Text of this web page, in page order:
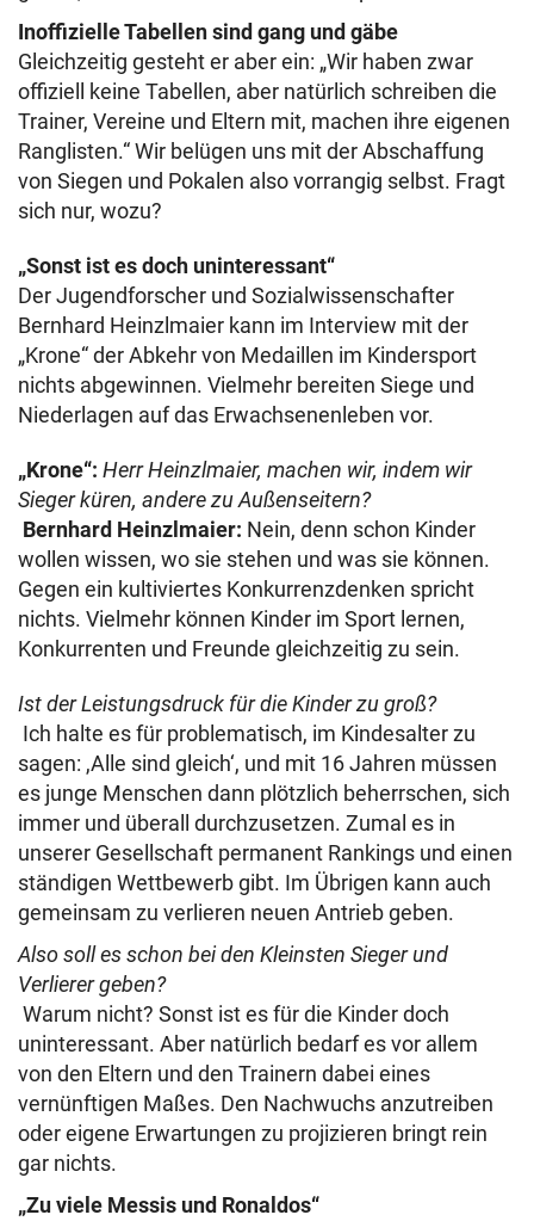
Inoffizielle Tabellen sind gang und gäbe
Gleichzeitig gesteht er aber ein: „Wir haben zwar
offiziell keine Tabellen, aber natürlich schreiben die
Trainer, Vereine und Eltern mit, machen ihre eigenen
Ranglisten.“ Wir belügen uns mit der Abschaffung
von Siegen und Pokalen also vorrangig selbst. Fragt
sich nur, wozu?
„Sonst ist es doch uninteressant“
Der Jugendforscher und Sozialwissenschafter
Bernhard Heinzlmaier kann im Interview mit der
„Krone“ der Abkehr von Medaillen im Kindersport
nichts abgewinnen. Vielmehr bereiten Siege und
Niederlagen auf das Erwachsenenleben vor.
„Krone“: Herr Heinzlmaier, machen wir, indem wir
Sieger küren, andere zu Außenseitern?
Bernhard Heinzlmaier: Nein, denn schon Kinder
wollen wissen, wo sie stehen und was sie können.
Gegen ein kultiviertes Konkurrenzdenken spricht
nichts. Vielmehr können Kinder im Sport lernen,
Konkurrenten und Freunde gleichzeitig zu sein.
Ist der Leistungsdruck für die Kinder zu groß?
Ich halte es für problematisch, im Kindesalter zu
sagen: ,Alle sind gleich‘, und mit 16 Jahren müssen
es junge Menschen dann plötzlich beherrschen, sich
immer und überall durchzusetzen. Zumal es in
unserer Gesellschaft permanent Rankings und einen
ständigen Wettbewerb gibt. Im Übrigen kann auch
gemeinsam zu verlieren neuen Antrieb geben.
Also soll es schon bei den Kleinsten Sieger und
Verlierer geben?
Warum nicht? Sonst ist es für die Kinder doch
uninteressant. Aber natürlich bedarf es vor allem
von den Eltern und den Trainern dabei eines
vernünftigen Maßes. Den Nachwuchs anzutreiben
oder eigene Erwartungen zu projizieren bringt rein
gar nichts.
„Zu viele Messis und Ronaldos“